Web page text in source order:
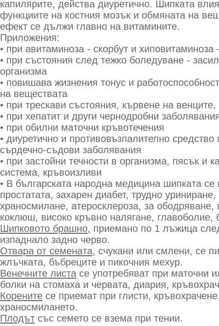
капилярите, действа диуретично. Шипката
функциите на костния мозък и обмяната на
ефект се дължи главно на витамините.
Приложения:
• при авитаминоза - скорбут и
• при състояния след тежко боледуване -
организма
• повишава жизнения тонус и
на веществата
• при трескави състояния, кървене на
• при хепатит и други чернодробни
• при обилни маточни кръвотечения
• диуретично и противовъзпалително
сърдечно-съдови заболявания
• при застойни течности в организма, пясък и
система, кръвоизливи
• В българската народна медицина шипката се
простатата, захарен диабет, трудно
храносмилане, атеросклероза, за ободряване,
коклюш, високо кръвно налягане, главоболие,
Шипковото брашно, приемано по 1 лъжица
изпаднало задно черво.
Отвара от семената, счукани или смлени, се
жлъчката, бъбреците и пикочния мехур.
Венечните листа се употребяват при маточни
болки на стомаха и червата, диария,
Корените се приемат при глисти,
храносмилането.
Плодът със семето се взема при тении.